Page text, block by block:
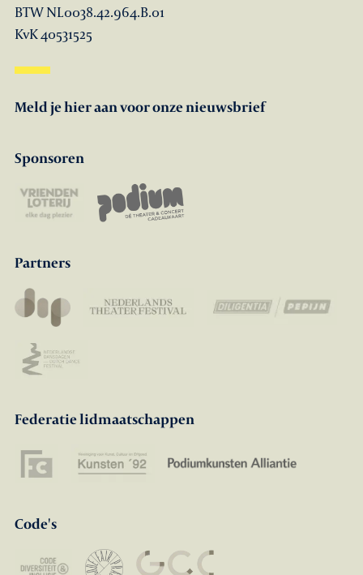
BTW NL0038.42.964.B.01
KvK 40531525
Meld je hier aan voor onze nieuwsbrief
Sponsoren
Partners
Federatie lidmaatschappen
Code's